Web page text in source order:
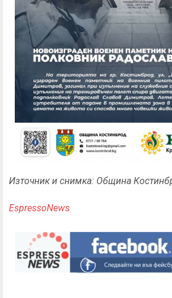
Източник и снимка: Община
EspressoNews